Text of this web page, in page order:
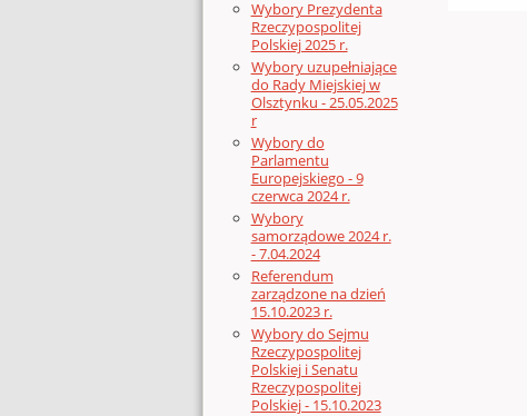
Wybory Prezydenta
Rzeczypospolitej
Polskiej 2025 r.
Wybory uzupełniające
do Rady Miejskiej w
Olsztynku - 25.05.2025
r
Wybory do
Parlamentu
Europejskiego - 9
czerwca 2024 r.
Wybory
samorządowe 2024 r.
- 7.04.2024
Referendum
zarządzone na dzień
15.10.2023 r.
Wybory do Sejmu
Rzeczypospolitej
Polskiej i Senatu
Rzeczypospolitej
Polskiej - 15.10.2023